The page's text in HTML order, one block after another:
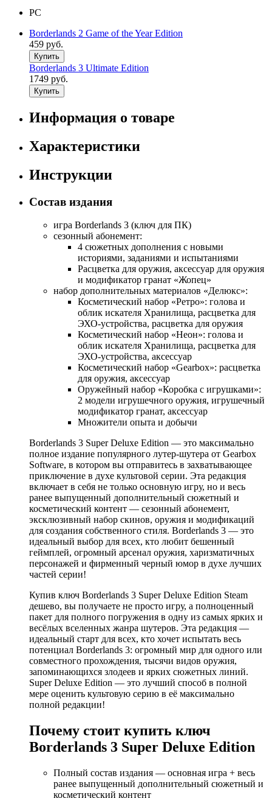
PC
Borderlands 2 Game of the Year Edition
459 руб.
Купить
Borderlands 3 Ultimate Edition
1749 руб.
Купить
Информация о товаре
Характеристики
Инструкции
Состав издания
игра Borderlands 3 (ключ для ПК)
сезонный абонемент:
4 сюжетных дополнения с новыми
историями, заданиями и испытаниями
Расцветка для оружия, аксессуар для оружия
и модификатор гранат «Жопец»
набор дополнительных материалов «Делюкс»:
Косметический набор «Ретро»: голова и
облик искателя Хранилища, расцветка для
ЭХО-устройства, расцветка для оружия
Косметический набор «Неон»: голова и
облик искателя Хранилища, расцветка для
ЭХО-устройства, аксессуар
Косметический набор «Gearbox»: расцветка
для оружия, аксессуар
Оружейный набор «Коробка с игрушками»:
2 модели игрушечного оружия, игрушечный
модификатор гранат, аксессуар
Множители опыта и добычи
Borderlands 3 Super Deluxe Edition — это максимально
полное издание популярного лутер‑шутера от Gearbox
Software, в котором вы отправитесь в захватывающее
приключение в духе культовой серии. Эта редакция
включает в себя не только основную игру, но и весь
ранее выпущенный дополнительный сюжетный и
косметический контент — сезонный абонемент,
эксклюзивный набор скинов, оружия и модификаций
для создания собственного стиля. Borderlands 3 — это
идеальный выбор для всех, кто любит бешенный
геймплей, огромный арсенал оружия, харизматичных
персонажей и фирменный черный юмор в духе лучших
частей серии!
Купив ключ Borderlands 3 Super Deluxe Edition Steam
дешево, вы получаете не просто игру, а полноценный
пакет для полного погружения в одну из самых ярких и
весёлых вселенных жанра шутеров. Эта редакция —
идеальный старт для всех, кто хочет испытать весь
потенциал Borderlands 3: огромный мир для одного или
совместного прохождения, тысячи видов оружия,
запоминающихся злодеев и ярких сюжетных линий.
Super Deluxe Edition — это лучший способ в полной
мере оценить культовую серию в её максимально
полной редакции!
Почему стоит купить ключ
Borderlands 3 Super Deluxe Edition
Полный состав издания — основная игра + весь
ранее выпущенный дополнительный сюжетный и
косметический контент